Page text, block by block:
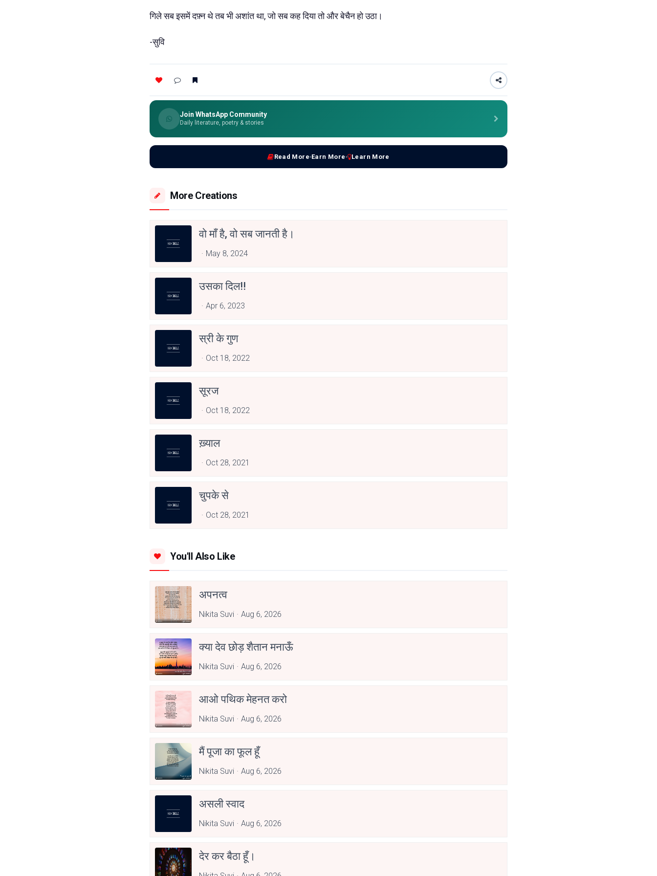
गिले सब इसमें दफ़्न थे तब भी अशांत था, जो सब कह दिया तो और बेचैन हो उठा।
-सुवि
Join WhatsApp Community
Daily literature, poetry & stories
Read More Earn More Learn More
More Creations
वो माँ है, वो सब जानती है।
May 8, 2024
उसका दिल!!
Apr 6, 2023
स्री के गुण
Oct 18, 2022
सूरज
Oct 18, 2022
ख़्याल
Oct 28, 2021
चुपके से
Oct 28, 2021
You'll Also Like
अपनत्व
Nikita Suvi Aug 6, 2026
क्या देव छोड़ शैतान मनाऊँ
Nikita Suvi Aug 6, 2026
आओ पथिक मेहनत करो
Nikita Suvi Aug 6, 2026
मैं पूजा का फूल हूँ
Nikita Suvi Aug 6, 2026
असली स्वाद
Nikita Suvi Aug 6, 2026
देर कर बैठा हूँ।